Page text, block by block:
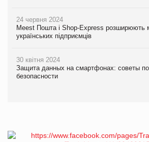
24 червня 2024
Meest Пошта і Shop-Express розширюють
українських підприємців
30 квітня 2024
Защита данных на смартфонах: советы
безопасности